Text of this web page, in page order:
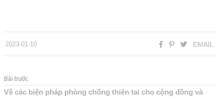
2023-01-10 EMAIL
Bài trước
Về các biện pháp phòng chống thiên tai cho cộng đồng và